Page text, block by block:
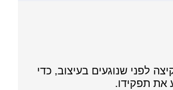
לפני שנוגעים בעיצוב, כדי
את תפקידו.